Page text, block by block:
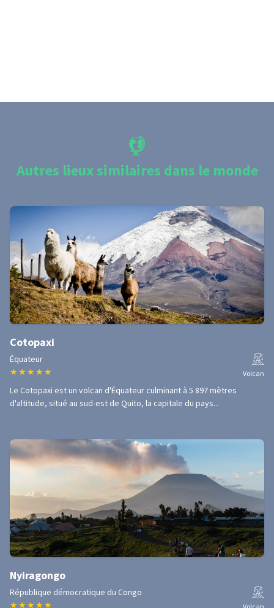
Autres lieux similaires dans le monde
Cotopaxi
Équateur
★ ★ ★ ★ ★ Volcan
Le Cotopaxi est un volcan d'Équateur culminant à 5 897 mètres
d'altitude, situé au sud-est de Quito, la capitale du pays...
Nyiragongo
République démocratique du Congo
★ ★ ★ ★ ★